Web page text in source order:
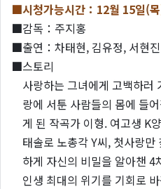
■시청가능시간：12월 15일(
■감독：주지홍
■출연：차태현, 김유정, 서현
■스토리
사랑하는 그녀에게 고백하러
랑에 서툰 사람들의 몸에 들
게 된 작곡가 이형. 여고생 K
태솔로 노총각 Y씨, 첫사랑
하게 자신의 비밀을 알아챈
인생 최대의 위기를 기회로